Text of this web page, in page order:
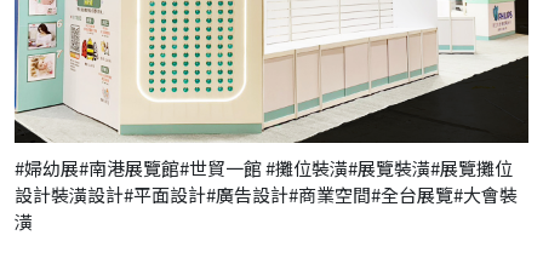
#婦幼展#南港展覽館#世貿一館 #攤位裝潢#展覽裝潢#展覽攤位
設計裝潢設計#平面設計#廣告設計#商業空間#全台展覽#大會裝
潢